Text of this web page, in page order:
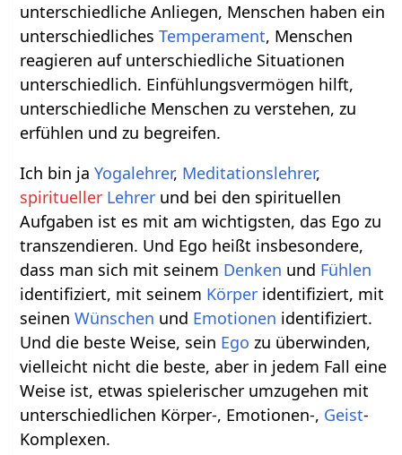
unterschiedliche Anliegen, Menschen haben ein
unterschiedlichesTemperament, Menschen
reagieren auf unterschiedliche Situationen
unterschiedlich. Einfühlungsvermögen hilft,
unterschiedliche Menschen zu verstehen, zu
erfühlen und zu begreifen.
Ich bin jaYogalehrer, Meditationslehrer,
spiritueller Lehrer und bei den spirituellen
Aufgaben ist es mit am wichtigsten, das Ego zu
transzendieren. Und Ego heißt insbesondere,
dass man sich mit seinem Denken und Fühlen
identifiziert, mit seinem Körper identifiziert, mit
seinenWünschen und Emotionen identifiziert.
Und die beste Weise, sein Ego zu überwinden,
vielleicht nicht die beste, aber in jedem Fall eine
Weise ist, etwas spielerischer umzugehen mit
unterschiedlichen Körper-, Emotionen-, Geist-
Komplexen.